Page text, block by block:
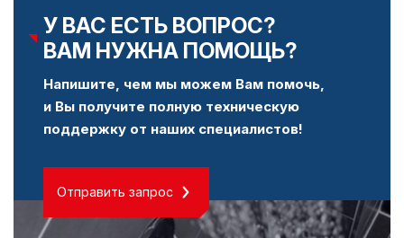
У ВАС ЕСТЬ ВОПРОС?
ВАМ НУЖНА ПОМОЩЬ?
Напишите, чем мы можем Вам помочь,
и Вы получите полную техническую
поддержку от наших специалистов!
Отправить запрос